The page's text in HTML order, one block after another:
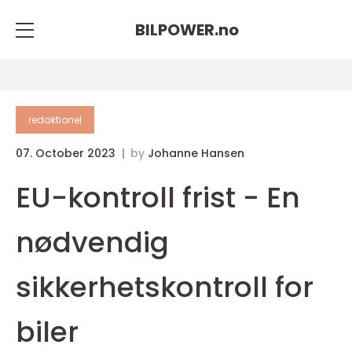
BILPOWER.no
redaktionel
07. October 2023 by Johanne Hansen
EU-kontroll frist - En
nødvendig
sikkerhetskontroll for
biler